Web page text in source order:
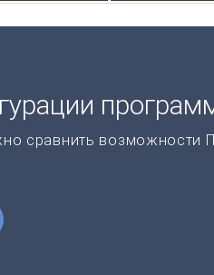
сравнить возможности